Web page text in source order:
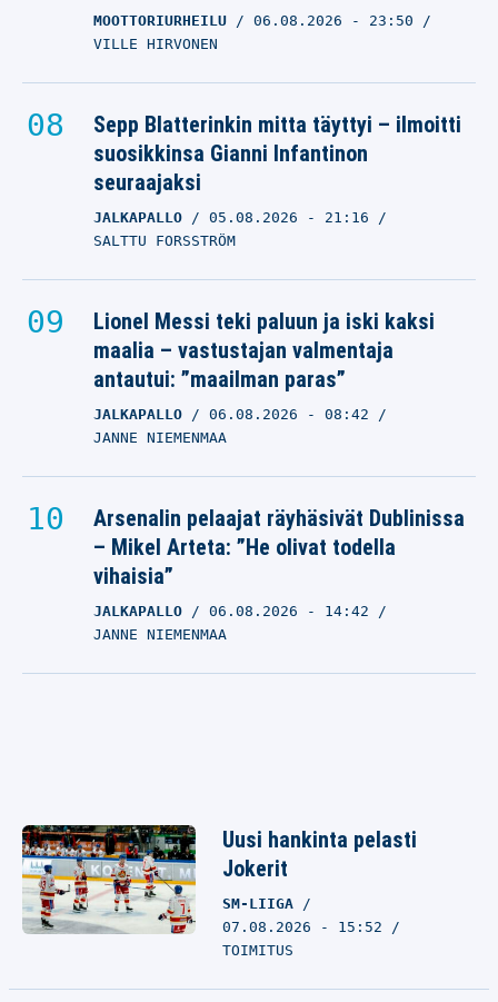
MOOTTORIURHEILU 06.08.2026 - 23:50
VILLE HIRVONEN
Sepp Blatterinkin mitta täyttyi – ilmoitti
suosikkinsa Gianni Infantinon
seuraajaksi
JALKAPALLO 05.08.2026 - 21:16
SALTTU FORSSTRÖM
Lionel Messi teki paluun ja iski kaksi
maalia – vastustajan valmentaja
antautui: ”maailman paras”
JALKAPALLO 06.08.2026 - 08:42
JANNE NIEMENMAA
Arsenalin pelaajat räyhäsivät Dublinissa
– Mikel Arteta: ”He olivat todella
vihaisia”
JALKAPALLO 06.08.2026 - 14:42
JANNE NIEMENMAA
Uusi hankinta pelasti
Jokerit
SM-LIIGA
07.08.2026 - 15:52
TOIMITUS